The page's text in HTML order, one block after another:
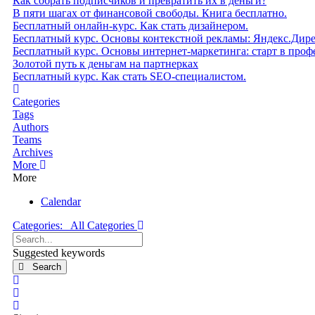
В пяти шагах от финансовой свободы. Книга бесплатно.
Бесплатный онлайн-курс. Как стать дизайнером.
Бесплатный курс. Основы контекстной рекламы:
Бесплатный курс. Основы интернет-маркетинга: старт в
Золотой путь к деньгам на партнерках
Бесплатный курс. Как стать SEO‑специалистом.
Categories
Tags
Authors
Teams
Archives
More
More
Calendar
Categories:
All Categories
Search...
Suggested keywords
Search